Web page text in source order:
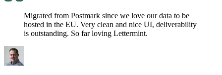
Migrated from Postmark since we love our data to be
hosted in the EU. Very clean and nice UI, deliverability
is outstanding. So far loving Lettermint.